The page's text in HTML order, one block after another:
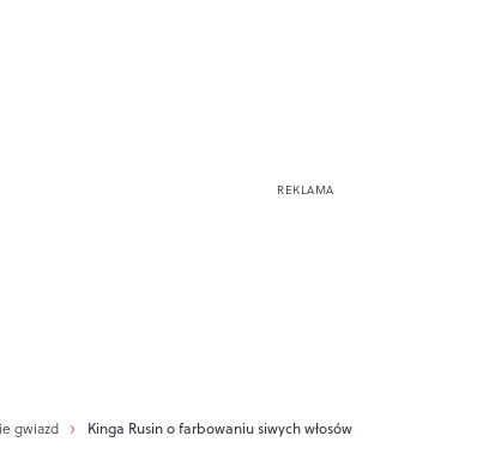
gwiazd Kinga Rusin o farbowaniu siwych włosów